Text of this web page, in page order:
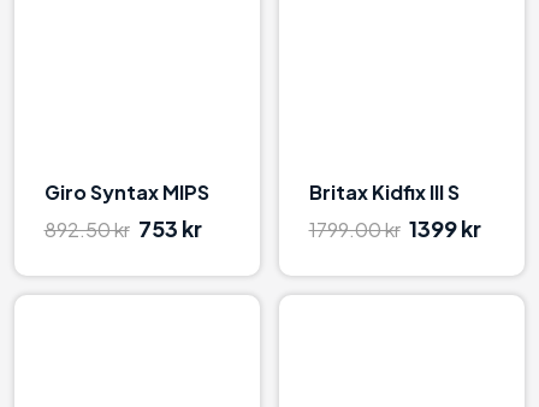
Giro Syntax MIPS
892.50 kr 753 kr
Britax Kidfix III S
1799.00 kr 1399 kr